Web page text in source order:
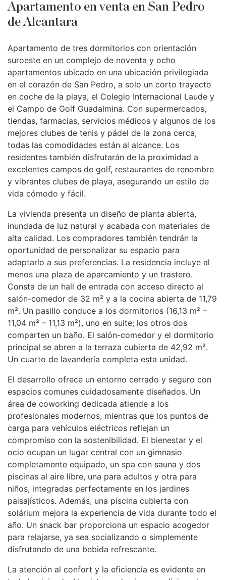
Apartamento en venta en San Pedro
de Alcantara
Apartamento de tres dormitorios con orientación
suroeste en un complejo de noventa y ocho
apartamentos ubicado en una ubicación privilegiada
en el corazón de San Pedro, a solo un corto trayecto
en coche de la playa, el Colegio Internacional Laude y
el Campo de Golf Guadalmina. Con supermercados,
tiendas, farmacias, servicios médicos y algunos de los
mejores clubes de tenis y pádel de la zona cerca,
todas las comodidades están al alcance. Los
residentes también disfrutarán de la proximidad a
excelentes campos de golf, restaurantes de renombre
y vibrantes clubes de playa, asegurando un estilo de
vida cómodo y fácil.
La vivienda presenta un diseño de planta abierta,
inundada de luz natural y acabada con materiales de
alta calidad. Los compradores también tendrán la
oportunidad de personalizar su espacio para
adaptarlo a sus preferencias. La residencia incluye al
menos una plaza de aparcamiento y un trastero.
Consta de un hall de entrada con acceso directo al
salón-comedor de 32 m² y a la cocina abierta de 11,79
m². Un pasillo conduce a los dormitorios (16,13 m² –
11,04 m² – 11,13 m²), uno en suite; los otros dos
comparten un baño. El salón-comedor y el dormitorio
principal se abren a la terraza cubierta de 42,92 m².
Un cuarto de lavandería completa esta unidad.
El desarrollo ofrece un entorno cerrado y seguro con
espacios comunes cuidadosamente diseñados. Un
área de coworking dedicada atiende a los
profesionales modernos, mientras que los puntos de
carga para vehículos eléctricos reflejan un
compromiso con la sostenibilidad. El bienestar y el
ocio ocupan un lugar central con un gimnasio
completamente equipado, un spa con sauna y dos
piscinas al aire libre, una para adultos y otra para
niños, integradas perfectamente en los jardines
paisajísticos. Además, una piscina cubierta con
solárium mejora la experiencia de vida durante todo el
año. Un snack bar proporciona un espacio acogedor
para relajarse, ya sea socializando o simplemente
disfrutando de una bebida refrescante.
La atención al confort y la eficiencia es evidente en